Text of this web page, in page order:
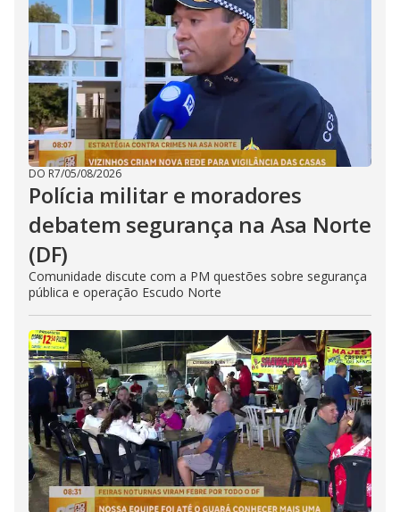
DO R7/05/08/2026
Polícia militar e moradores
debatem segurança na Asa Norte
(DF)
Comunidade discute com a PM questões sobre segurança
pública e operação Escudo Norte